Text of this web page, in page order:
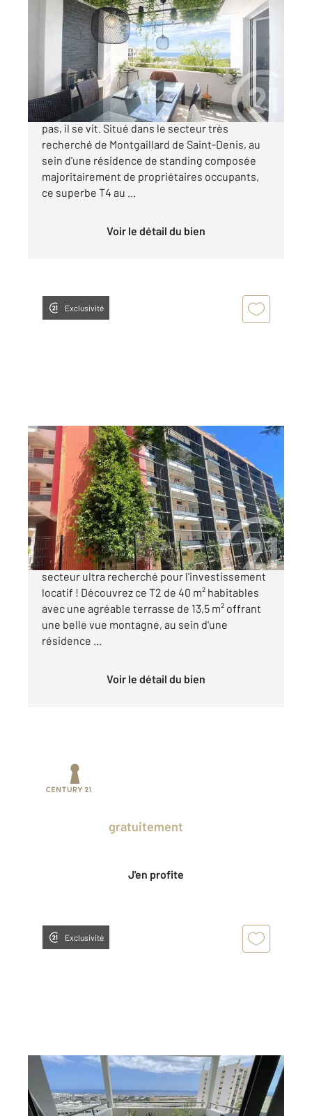
86,84 m2, 4 pièces
Ref : 14682
Appartement F4 à vendre
299 500 €
Rare sur le marché. Un bien qui ne se raconte
pas, il se vit. Situé dans le secteur très
recherché de Montgaillard de Saint-Denis, au
sein d'une résidence de standing composée
majoritairement de propriétaires occupants,
ce superbe T4 au ...
Voir le détail du bien
Exclusivité
ST DENIS 974
39,90 m2, 2 pièces
Ref : 14836
Appartement F2 à vendre
101 200 €
Situé dans les bas de Sainte-Clotilde, dans un
secteur ultra recherché pour l'investissement
locatif ! Découvrez ce T2 de 40 m² habitables
avec une agréable terrasse de 13,5 m² offrant
une belle vue montagne, au sein d'une
résidence ...
Voir le détail du bien
gratuitement
J'en profite
Exclusivité
ST DENIS 974
63,46 m , 3 pièces
Ref : 11821